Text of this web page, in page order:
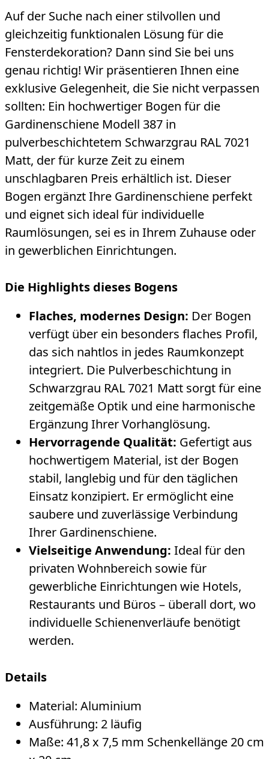
Auf der Suche nach einer stilvollen und
gleichzeitig funktionalen Lösung für die
Fensterdekoration? Dann sind Sie bei uns
genau richtig! Wir präsentieren Ihnen eine
exklusive Gelegenheit, die Sie nicht verpassen
sollten: Ein hochwertiger Bogen für die
Gardinenschiene Modell 387 in
pulverbeschichtetem Schwarzgrau RAL 7021
Matt, der für kurze Zeit zu einem
unschlagbaren Preis erhältlich ist. Dieser
Bogen ergänzt Ihre Gardinenschiene perfekt
und eignet sich ideal für individuelle
Raumlösungen, sei es in Ihrem Zuhause oder
in gewerblichen Einrichtungen.
Die Highlights dieses Bogens
Flaches, modernes Design: Der Bogen
verfügt über ein besonders flaches Profil,
das sich nahtlos in jedes Raumkonzept
integriert. Die Pulverbeschichtung in
Schwarzgrau RAL 7021 Matt sorgt für eine
zeitgemäße Optik und eine harmonische
Ergänzung Ihrer Vorhanglösung.
Hervorragende Qualität: Gefertigt aus
hochwertigem Material, ist der Bogen
stabil, langlebig und für den täglichen
Einsatz konzipiert. Er ermöglicht eine
saubere und zuverlässige Verbindung
Ihrer Gardinenschiene.
Vielseitige Anwendung: Ideal für den
privaten Wohnbereich sowie für
gewerbliche Einrichtungen wie Hotels,
Restaurants und Büros – überall dort, wo
individuelle Schienenverläufe benötigt
werden.
Details
Material: Aluminium
Ausführung: 2 läufig
Maße: 41,8 x 7,5 mm Schenkellänge 20 cm